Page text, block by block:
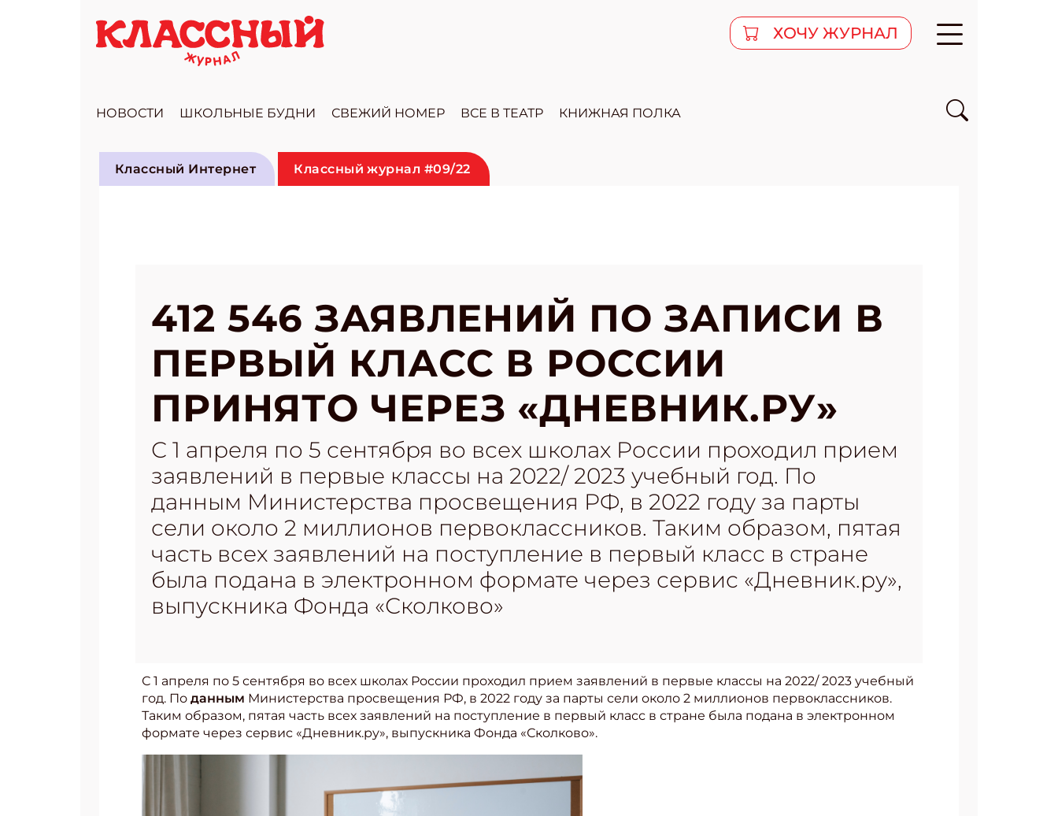
ХОЧУ ЖУРНАЛ
НОВОСТИ ШКОЛЬНЫЕ БУДНИ СВЕЖИЙ НОМЕР ВСЕ В ТЕАТР КНИЖНАЯ ПОЛКА
Классный Интернет Классный журнал #09/22
412 546 ЗАЯВЛЕНИЙ ПО ЗАПИСИ В
ПЕРВЫЙ КЛАСС В РОССИИ
ПРИНЯТО ЧЕРЕЗ «ДНЕВНИК.РУ»
С 1 апреля по 5 сентября во всех школах России проходил прием
заявлений в первые классы на 2022/ 2023 учебный год. По
данным Министерства просвещения РФ, в 2022 году за парты
сели около 2 миллионов первоклассников. Таким образом, пятая
часть всех заявлений на поступление в первый класс в стране
была подана в электронном формате через сервис «Дневник.ру»,
выпускника Фонда «Сколково»
С 1 апреля по 5 сентября во всех школах России проходил прием заявлений в первые классы на 2022/ 2023 учебный
год. По данным Министерства просвещения РФ, в 2022 году за парты сели около 2 миллионов первоклассников.
Таким образом, пятая часть всех заявлений на поступление в первый класс в стране была подана в электронном
формате через сервис «Дневник.ру», выпускника Фонда «Сколково».